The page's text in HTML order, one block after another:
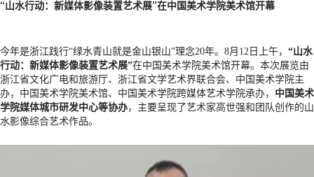
“山水行动：新媒体影像装置艺术展”在中国美术学院美术馆开幕
今年是浙江践行“绿水青山就是金山银山”理念20年。8月12日上午， “山水
行动：新媒体影像装置艺术展”在中国美术学院美术馆开幕。本次展览由
浙江省文化广电和旅游厅、浙江省文学艺术界联合会、中国美术学院主
办，中国美术学院美术馆、中国美术学院跨媒体艺术学院承办， 中国美术
学院媒体城市研发中心等协办，主要呈现了艺术家高世强和团队创作的山
水影像综合艺术作品。